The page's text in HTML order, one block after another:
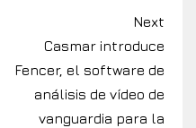
Next
Casmar introduce
Fencer, el software de
análisis de vídeo de
vanguardia para la